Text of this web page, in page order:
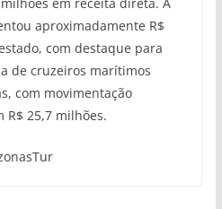
em receita direta. A
aproximadamente R$
com destaque para
de cruzeiros marítimos
com movimentação
R$ 25,7 milhões.